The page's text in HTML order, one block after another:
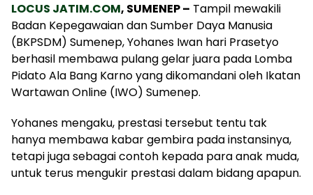
LOCUS JATIM.COM, SUMENEP – Tampil mewakili
Badan Kepegawaian dan Sumber Daya Manusia
(BKPSDM) Sumenep, Yohanes Iwan hari Prasetyo
berhasil membawa pulang gelar juara pada Lomba
Pidato Ala Bang Karno yang dikomandani oleh Ikatan
Wartawan Online (IWO) Sumenep.
Yohanes mengaku, prestasi tersebut tentu tak
hanya membawa kabar gembira pada instansinya,
tetapi juga sebagai contoh kepada para anak muda,
untuk terus mengukir prestasi dalam bidang apapun.